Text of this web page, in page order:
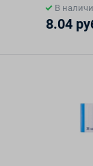
В
8.04